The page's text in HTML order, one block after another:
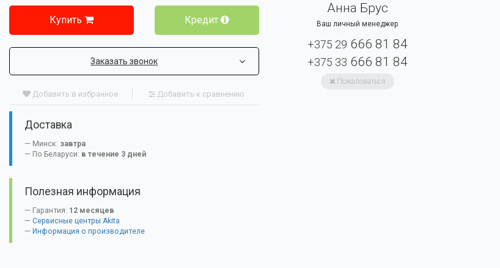
Купить Кредит
Заказать звонок
Добавить в избранное Добавить к сравнению
Доставка
Минск: завтра
По Беларуси: в течение 3 дней
Полезная информация
Гарантия: 12 месяцев
Сервисные центры Akita
Информация о производителе
Анна Брус
Ваш личный менеджер
+375 29 666 81 84
+375 33 666 81 84
Пожаловаться